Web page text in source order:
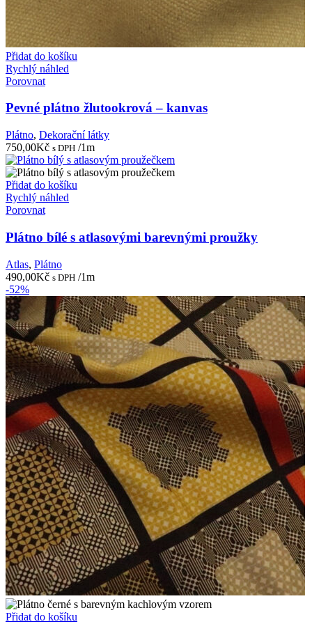
Přidat do košíku
Rychlý náhled
Porovnat
Pevné plátno žlutookrová – kanvas
Plátno, Dekorační látky
750,00Kč s DPH /1m
Přidat do košíku
Rychlý náhled
Porovnat
Plátno bílé s atlasovými barevnými proužky
Atlas, Plátno
490,00Kč s DPH /1m
-52%
Přidat do košíku